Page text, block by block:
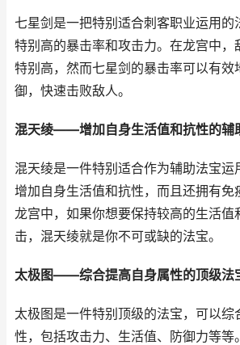
七星剑是一把特别适合刺客职业运用的
特别高的暴击率和攻击力。在龙宫中，
特别高，然而七星剑的暴击率可以有效
御，快速击败敌人。
混天绫——增加自身生活值和抗性的辅
混天绫是一件特别适合作为辅助法宝运
增加自身生活值和抗性，而且还拥有免
龙宫中，如果你想要保持较高的生活值
击，混天绫就是你不可或缺的法宝。
太极图——综合提高自身属性的顶级法
太极图是一件特别顶级的法宝，可以综
性，包括攻击力、生活值、防御力等等